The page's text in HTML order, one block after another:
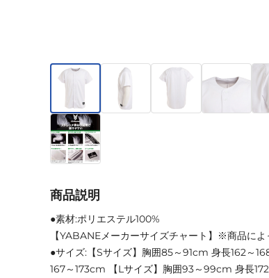
商品説明
●素材:ポリエステル100%
【YABANEメーカーサイズチャート】※商品に
●サイズ:【Sサイズ】胸囲85～91cm 身長162～
167～173cm 【Lサイズ】胸囲93～99cm 身長